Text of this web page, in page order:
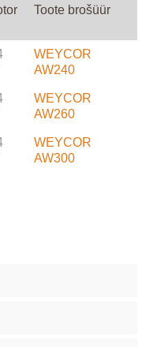
Toote brošüür
WEYCOR
AW240
WEYCOR
AW260
WEYCOR
AW300